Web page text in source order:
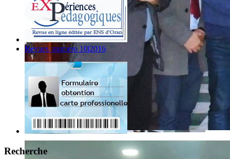
Revues :numéro 10|2016
Recherche